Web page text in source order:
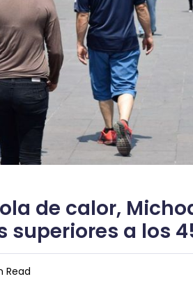
de calor,
superiores a los
Read